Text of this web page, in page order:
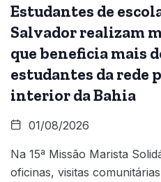
Estudantes de
Salvador realizam
que beneficia mais
estudantes da rede
interior da Bahia
01/08/2026
Na 15ª Missão Marista
oficinas, visitas